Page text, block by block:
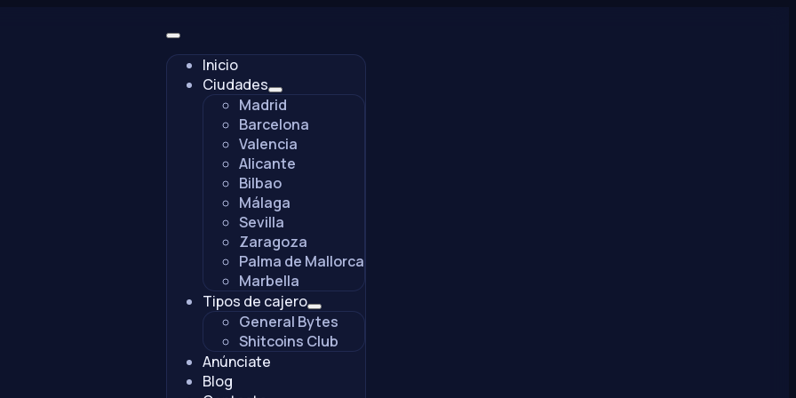
Inicio
Ciudades
Madrid
Barcelona
Valencia
Alicante
Bilbao
Málaga
Sevilla
Zaragoza
Palma de Mallorca
Marbella
Tipos de cajero
General Bytes
Shitcoins Club
Anúnciate
Blog